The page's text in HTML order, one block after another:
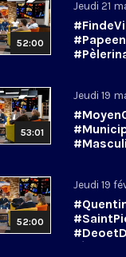
52:00
Jeudi 21
53:01
Jeudi 19
52:00
Jeudi 19
février